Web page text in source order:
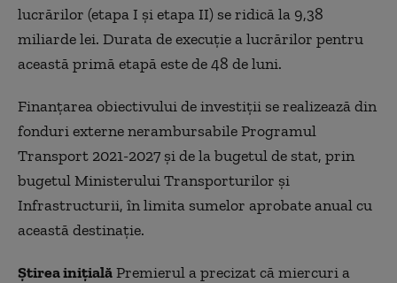
lucrărilor (etapa I și etapa II) se ridică la 9,38
miliarde lei. Durata de execuție a lucrărilor pentru
această primă etapă este de 48 de luni.
Finanțarea obiectivului de investiții se realizează din
fonduri externe nerambursabile Programul
Transport 2021-2027 şi de la bugetul de stat, prin
bugetul Ministerului Transporturilor și
Infrastructurii, în limita sumelor aprobate anual cu
această destinaţie.
Știrea inițialăPremierul a precizat că miercuri a